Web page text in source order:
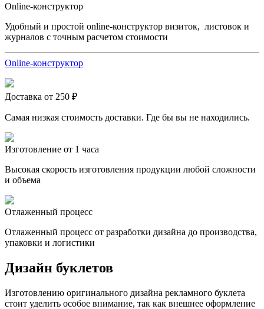
Online-конструктор
Удобный и простой online-конструктор визиток, листовок и
журналов с точным расчетом стоимости
Online-конструктор
Доставка от 250 ₽
Самая низкая стоимость доставки. Где бы вы не находились.
Изготовление от 1 часа
Высокая скорость изготовления продукции любой сложности
и объема
Отлаженный процесс
Отлаженный процесс от разработки дизайна до производства,
упаковки и логистики
Дизайн буклетов
Изготовлению оригинального дизайна рекламного буклета
стоит уделить особое внимание, так как внешнее оформление